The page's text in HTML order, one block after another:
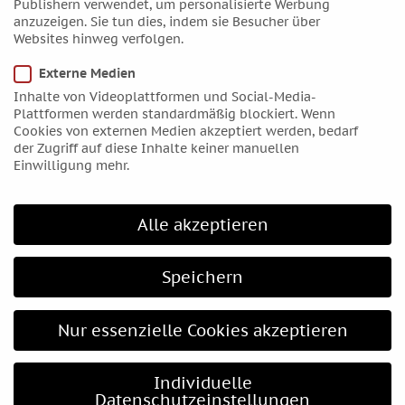
Frohe Ostern 2023
vonMonika Heer|8. April 2023
Letztens bin ich im Wald spazieren. Dort fand ich eine
Tanne, die jemand mit sehr vielen Ostereiern
geschmückt hatte. Vielleicht passt das genau in dieses
Jahr 2023 und zum Wechsel von Pluto in den
Wassermann: Ostereier am Weihnachtsbaum, das hat
mir gut gefallen.
Publishern verwendet, um personalisierte Werbung
anzuzeigen. Sie tun dies, indem sie Besucher über
Websites hinweg verfolgen.
Externe Medien
Inhalte von Videoplattformen und Social-Media-
Plattformen werden standardmäßig blockiert. Wenn
Cookies von externen Medien akzeptiert werden, bedarf
der Zugriff auf diese Inhalte keiner manuellen
Einwilligung mehr.
Alle akzeptieren
Speichern
Nur essenzielle Cookies akzeptieren
Individuelle
Datenschutzeinstellungen